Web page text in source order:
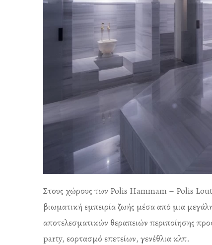
Στους χώρους των Polis Hammam – Polis
βιωματική εμπειρία ζωής μέσα από μια
αποτελεσματικών θεραπειών περιποίησης
party, εορτασμό επετείων, γενέθλια κλπ.